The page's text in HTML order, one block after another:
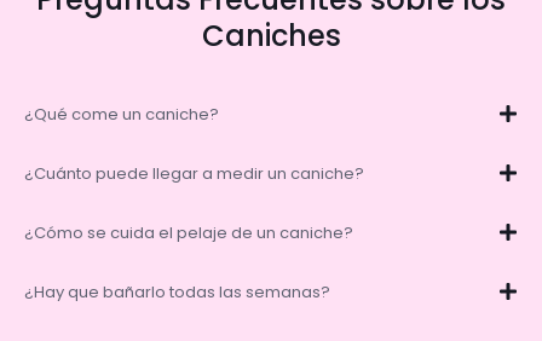
Caniches
¿Qué come un caniche?
¿Cuánto puede llegar a medir un caniche?
¿Cómo se cuida el pelaje de un caniche?
¿Hay que bañarlo todas las semanas?